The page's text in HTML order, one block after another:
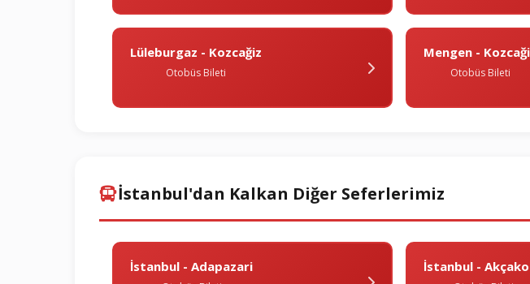
Lüleburgaz - Kozcağiz
Otobüs Bileti
Mengen -
Otobüs Bileti
İstanbul'dan Kalkan Diğer Seferlerimiz
İstanbul - Adapazari İstanbul -